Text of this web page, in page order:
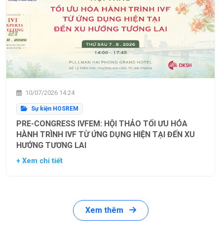
10/07/2026 14:24
Sự kiện HOSREM
PRE-CONGRESS IVFEM: HỘI THẢO TỐI ƯU HÓA
HÀNH TRÌNH IVF TỪ ỨNG DỤNG HIỆN TẠI ĐẾN XU
HƯỚNG TƯƠNG LAI
+ Xem chi tiết
Xem thêm